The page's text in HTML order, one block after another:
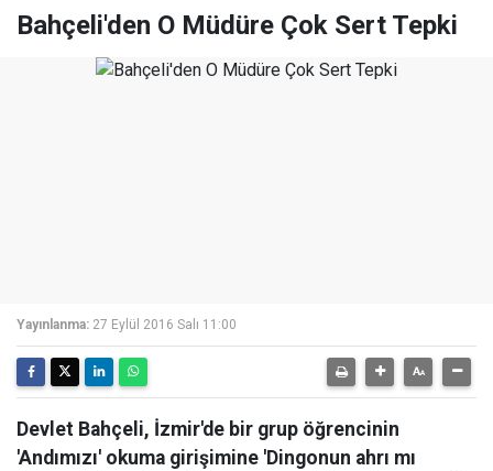
Bahçeli'den O Müdüre Çok Sert Tepki
Yayınlanma: 27 Eylül 2016 Salı 11:00
Devlet Bahçeli, İzmir'de bir grup öğrencinin
'Andımızı' okuma girişimine 'Dingonun ahrı mı